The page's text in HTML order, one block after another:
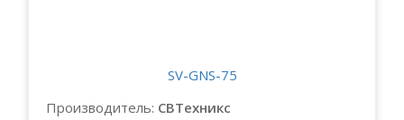
SV-GNS-75
Производитель: СВТехникс